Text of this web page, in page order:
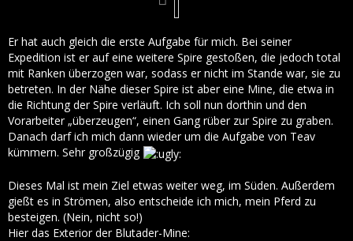
Er hat auch gleich die erste Aufgabe für mich. Bei seiner
Expedition ist er auf eine weitere Spire gestoßen, die jedoch total
mit Ranken überzogen war, sodass er nicht im Stande war, sie zu
betreten. In der Nähe dieser Spire ist aber eine Mine, die etwa in
die Richtung der Spire verläuft. Ich soll nun dorthin und den
Vorarbeiter „überzeugen“, einen Gang rüber zur Spire zu graben.
Danach darf ich mich dann wieder um die Aufgabe von Teav
kümmern. Sehr großzügig
Dieses Mal ist mein Ziel etwas weiter weg, im Süden. Außerdem
gießt es in Strömen, also entscheide ich mich, mein Pferd zu
besteigen. (Nein, nicht so!)
Hier das Exterior der Blutader-Mine: